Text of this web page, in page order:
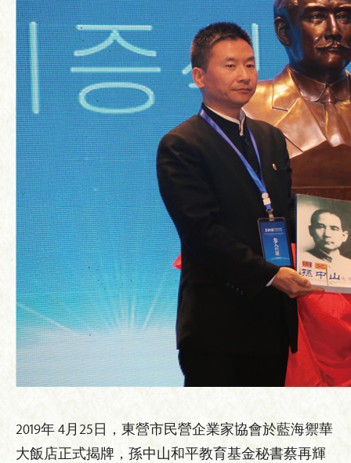
2019年 4月25日，東營市民營企業家協會於藍海禦華
大飯店正式揭牌，孫中山和平教育基金秘書蔡再輝